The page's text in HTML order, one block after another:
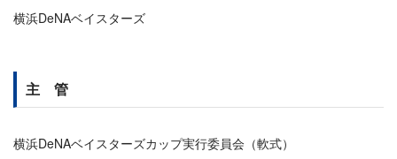
横浜DeNAベイスターズ
主 管
横浜DeNAベイスターズカップ実行委員会（軟式）